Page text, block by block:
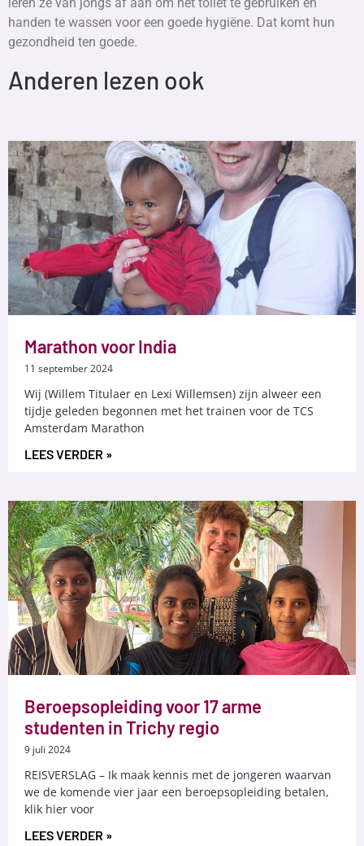
handen te wassen voor een goede hygiëne. Dat komt hun
gezondheid ten goede.
Anderen lezen ook
Marathon voor India
11 september 2024
Wij (Willem Titulaer en Lexi Willemsen) zijn alweer een
tijdje geleden begonnen met het trainen voor de TCS
Amsterdam Marathon
LEES VERDER »
Beroepsopleiding voor 17 arme
studenten in Trichy regio
9 juli 2024
REISVERSLAG – Ik maak kennis met de jongeren waarvan
we de komende vier jaar een beroepsopleiding betalen,
klik hier voor
LEES VERDER »